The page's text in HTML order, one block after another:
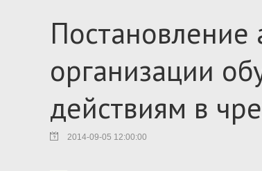
организации
действиям в
2014-09-05 12:00:00